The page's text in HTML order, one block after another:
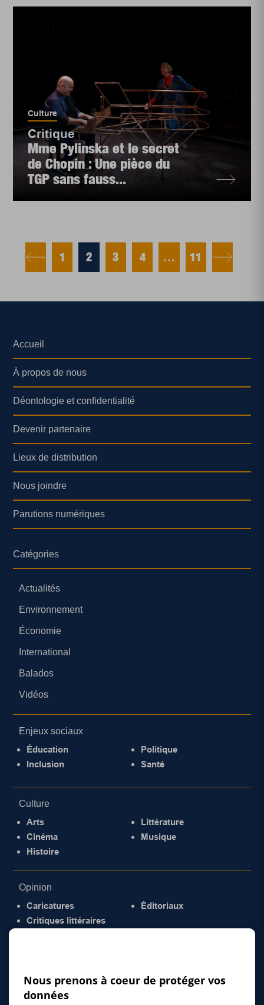
Culture
Critique
Mme Pylinska et le secret
de Chopin : Une pièce du
TGP sans fauss...
1 2 3 4 … 11
Accueil
À propos de nous
Déontologie et confidentialité
Devenir partenaire
Lieux de distribution
Nous joindre
Parutions numériques
Catégories
Actualités
Environnement
Économie
International
Balados
Vidéos
Enjeux sociaux
Éducation
Inclusion
Politique
Santé
Culture
Arts
Cinéma
Histoire
Littérature
Musique
Opinion
Caricatures
Critiques littéraires
Éditoriaux
Nous prenons à coeur de protéger vos
données